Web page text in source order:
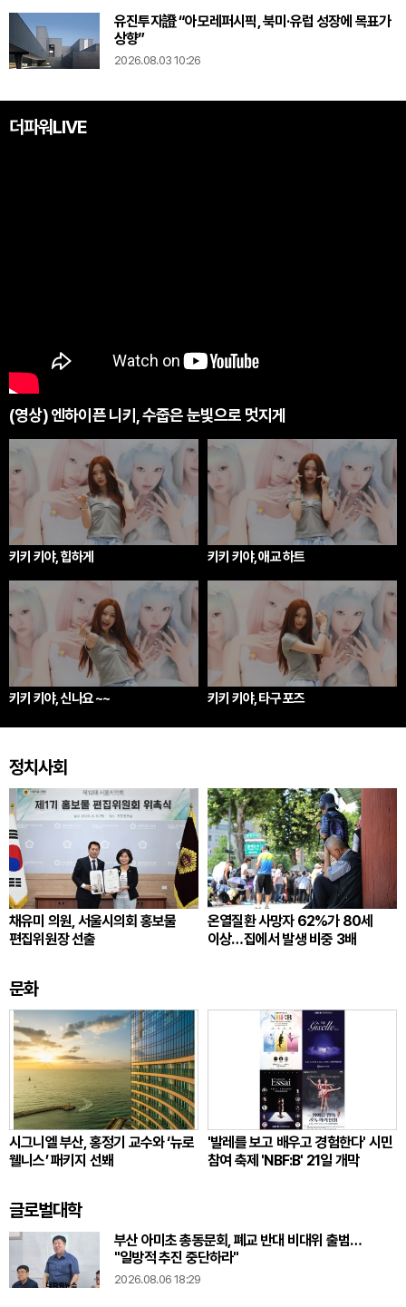
유진투자證 “아모레퍼시픽, 북미·유럽 성장에 목표가
상향”
2026.08.03 10:26
더파워LIVE
(영상) 엔하이픈 니키, 수줍은 눈빛으로 멋지게
키키 키야, 힙하게 키키 키야, 애교 하트
키키 키야, 신나요 ~~ 키키 키야, 타구 포즈
정치사회
채유미 의원, 서울시의회 홍보물
편집위원장 선출
온열질환 사망자 62%가 80세
이상…집에서 발생 비중 3배
문화
시그니엘 부산, 홍정기 교수와 ‘뉴로
웰니스’ 패키지 선봬
'발레를 보고 배우고 경험한다' 시민
참여 축제 'NBF:B' 21일 개막
글로벌대학
부산 아미초 총동문회, 폐교 반대 비대위 출범…
"일방적 추진 중단하라"
2026.08.06 18:29